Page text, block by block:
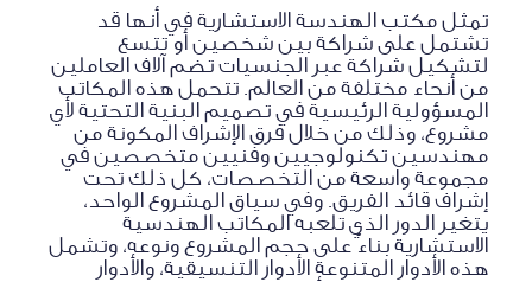
تمثل مكتب الهندسة الاستشارية في أنها قد
تشتمل على شراكة بين شخصين أو تتسع
لتشكيل شراكة عبر الجنسيات تضم آلاف العاملين
من أنحاء مختلفة من العالم. تتحمل هذه المكاتب
المسؤولية الرئيسية في تصميم البنية التحتية لأي
مشروع، وذلك من خلال فرق الإشراف المكونة من
مهندسين تكنولوجيين وفنيين متخصصين في
مجموعة واسعة من التخصصات، كل ذلك تحت
إشراف قائد الفريق. وفي سياق المشروع الواحد،
يتغير الدور الذي تلعبه المكاتب الهندسية
الاستشارية بناءً على حجم المشروع ونوعه، وتشمل
هذه الأدوار المتنوعة الأدوار التنسيقية، والأدوار